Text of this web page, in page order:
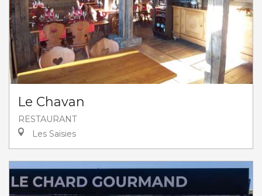
Le Chavan
RESTAURANT
Les Saisies